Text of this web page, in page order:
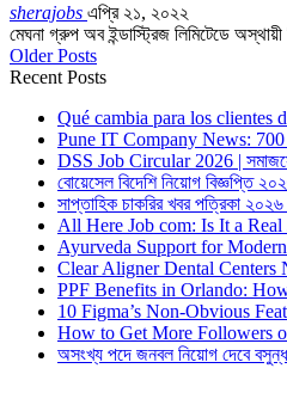
sherajobs এপ্রি ২১, ২০২২
মেঘনা গ্রুপ অব ইন্ডাস্ট্রিজ লিমিটেডে
Older Posts
Recent Posts
Qué cambia para los clientes
Pune IT Company News:
DSS Job Circular 2026 |
বোয়েসেল বিদেশি নিয়োগ বিজ্ঞপ্তি
সাপ্তাহিক চাকরির খবর পত্রিকা
All Here Job com: Is It a
Ayurveda Support for
Clear Aligner Dental Centers
PPF Benefits in Orlando:
10 Figma’s Non-Obvious
How to Get More Followers
অসংখ্য পদে জনবল নিয়োগ দেবে